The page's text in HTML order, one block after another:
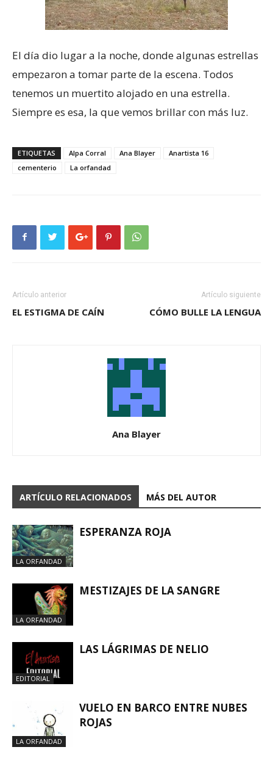
El día dio lugar a la noche, donde algunas estrellas
empezaron a tomar parte de la escena. Todos
tenemos un muertito alojado en una estrella.
Siempre es esa, la que vemos brillar con más luz.
ETIQUETAS Alpa Corral Ana Blayer
Anartista 16
cementerio
La orfandad
Artículo anterior
EL ESTIGMA DE CAÍN
Artículo siguiente
CÓMO BULLE LA LENGUA
Ana Blayer
ARTÍCULO RELACIONADOS MÁS DEL AUTOR
LA ORFANDAD
ESPERANZA ROJA
LA ORFANDAD
MESTIZAJES DE LA SANGRE
EDITORIAL
LAS LÁGRIMAS DE NELIO
LA ORFANDAD
VUELO EN BARCO ENTRE NUBES
ROJAS